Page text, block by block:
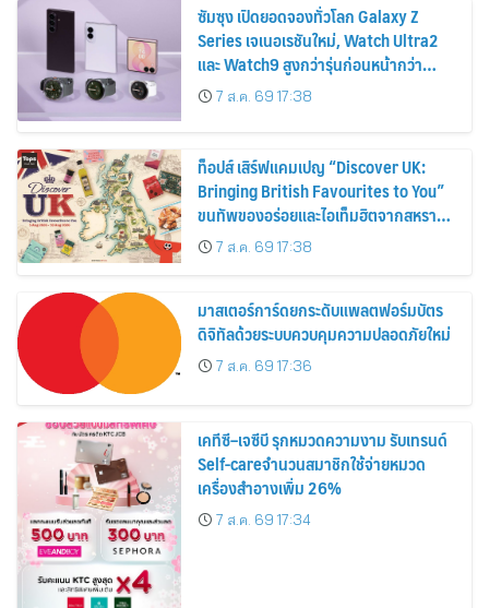
ซัมซุง เปิดยอดจองทั่วโลก Galaxy Z
Series เจเนอเรชันใหม่, Watch Ultra2
และ Watch9 สูงกว่ารุ่นก่อนหน้ากว่า
30%7 ส.ค. 69 17:38
ท็อปส์ เสิร์ฟแคมเปญ “Discover UK:
Bringing British Favourites to You”
ขนทัพของอร่อยและไอเท็มฮิตจากสหราช
อาณาจักร ส่งตรงถึงมือตั้งแต่วันนี้ – 18
สิงหาคมนี้
7 ส.ค. 69 17:38
มาสเตอร์การ์ดยกระดับแพลตฟอร์มบัตร
ดิจิทัลด้วยระบบควบคุมความปลอดภัยใหม่
7 ส.ค. 69 17:36
เคทีซี–เจซีบี รุกหมวดความงาม รับเทรนด์
Self-careจำนวนสมาชิกใช้จ่ายหมวด
เครื่องสำอางเพิ่ม 26%
7 ส.ค. 69 17:34